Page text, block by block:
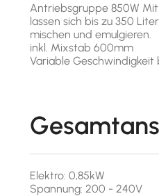
Antriebsgruppe 850W
lassen sich bis zu 350
mischen und emulgieren.
inkl. Mixstab 600mm
Variable Geschwindigkeit
Elektro: 0,85kW
Spannung: 200 - 240V